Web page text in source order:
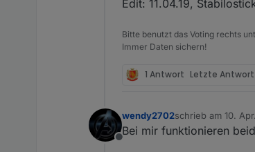
Edit: 11.04.19,
Bitte benutzt das Voting rechts
Immer Daten sichern!
1 Antwort Letzte Antwort
Offline
wendy2702schrieb am 10.
zuletzt editiert von
Bei mir funktionieren